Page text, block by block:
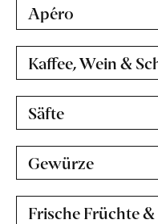
Apéro
Kaffee, Wein &
Säfte
Gewürze
Frische Früchte &